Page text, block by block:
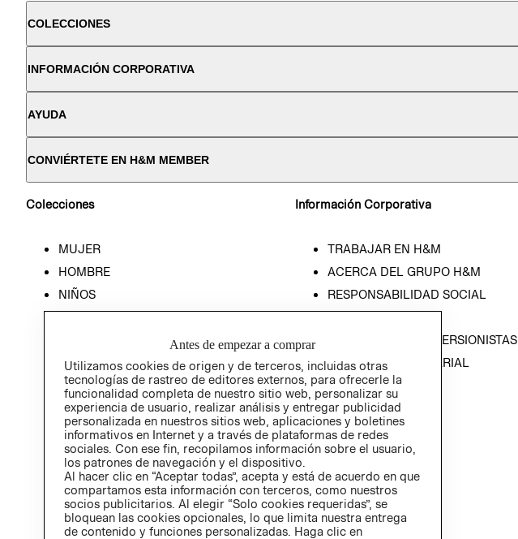
COLECCIONES
INFORMACIÓN CORPORATIVA
AYUDA
CONVIÉRTETE EN H&M MEMBER
Colecciones
MUJER
HOMBRE
NIÑOS
Información Corporativa
TRABAJAR EN H&M
ACERCA DEL GRUPO H&M
RESPONSABILIDAD SOCIAL
RELACIÓN CON INVERSIONISTAS
POLÍTICA EMPRESARIAL
Antes de empezar a comprar
Utilizamos cookies de origen y de terceros, incluidas otras
tecnologías de rastreo de editores externos, para ofrecerle la
funcionalidad completa de nuestro sitio web, personalizar su
experiencia de usuario, realizar análisis y entregar publicidad
personalizada en nuestros sitios web, aplicaciones y boletines
informativos en Internet y a través de plataformas de redes
sociales. Con ese fin, recopilamos información sobre el usuario,
los patrones de navegación y el dispositivo.
Al hacer clic en “Aceptar todas”, acepta y está de acuerdo en que
compartamos esta información con terceros, como nuestros
socios publicitarios. Al elegir “Solo cookies requeridas”, se
bloquean las cookies opcionales, lo que limita nuestra entrega
de contenido y funciones personalizadas. Haga clic en